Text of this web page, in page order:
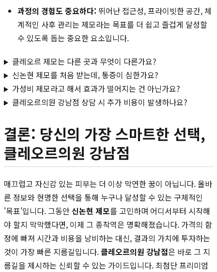
과정의 경험도 중요하다: 뛰어난 접근성, 프라이빗한 공간, 체
계적인 사후 관리는 제모라는 목표를 더 쉽고 즐겁게 달성할
수 있도록 돕는 중요한 요소입니다.
클레오르 제모는 다른 곳과 무엇이 다른가요?
신논현 제모를 처음 받는데, 통증이 심한가요?
가성비 제모라고 해서 효과가 떨어지는 건 아닌가요?
클레오르의원 강남점 상담 시 추가 비용이 발생하나요?
결론: 당신의 가장 스마트한 선택,
클레오르의원 강남점
매끄럽고 자신감 있는 피부는 더 이상 막연한 꿈이 아닙니다. 올바
른 정보와 현명한 선택을 통해 누구나 달성할 수 있는 구체적인
'목표'입니다. 그동안신논현 제모를 고민하며 어디서부터 시작해
야 할지 막막했다면, 이제 그 종착역은 명확해졌습니다. 가격의 함
정에 빠져 시간과 비용을 낭비하는 대신, 결과의 가치에 투자하는
것이 가장 빠른 지름길입니다.클레오르의원 강남점은 바로 그 지
름길을 제시하는 신뢰할 수 있는 가이드입니다. 최첨단 프리미엄